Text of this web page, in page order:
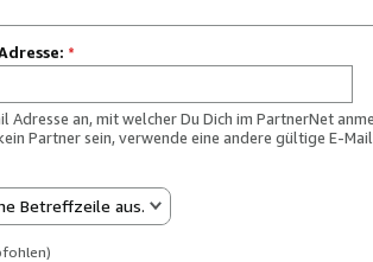
*
Adresse an, mit welcher Du Dich im PartnerNet
Partner sein, verwende eine andere gültige E-
Betreffzeile aus.